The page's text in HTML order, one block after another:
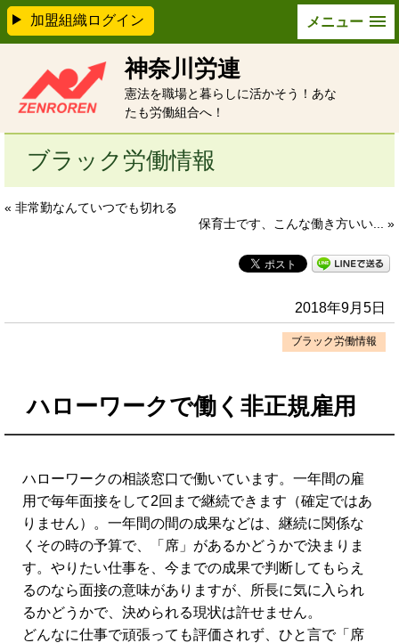
メニュー
神奈川労連
憲法を職場と暮らしに活かそう！あな
たも労働組合へ！
加盟組織ログイン
ブラック労働情報
« 非常勤なんていつでも切れる
保育士です、こんな働き方いい... »
2018年9月5日
ブラック労働情報
ハローワークで働く非正規雇用
ハローワークの相談窓口で働いています。一年間の雇
用で毎年面接をして2回まで継続できます（確定ではあ
りません）。一年間の間の成果などは、継続に関係な
くその時の予算で、「席」があるかどうかで決まりま
す。やりたい仕事を、今までの成果で判断してもらえ
るのなら面接の意味がありますが、所長に気に入られ
るかどうかで、決められる現状は許せません。
どんなに仕事で頑張っても評価されず、ひと言で「席